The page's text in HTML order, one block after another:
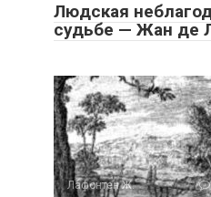
Людская
судьбе — Жан де
Лафонтен Ж.